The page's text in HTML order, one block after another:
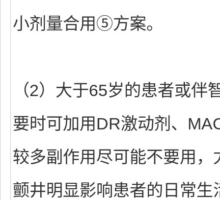
小剂量合用⑤方案。
（2）大于65岁的患者或
要时可加用DR激动剂、
较多副作用尽可能不要用
颤井明显影响患者的日常生